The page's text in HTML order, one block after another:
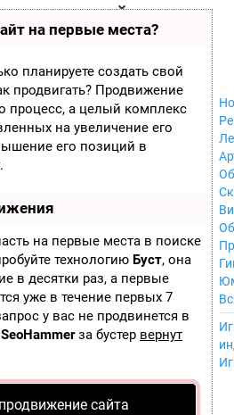
на первые места?
планируете создать свой
продвигать? Продвижение
процесс, а целый комплекс
на увеличение его
его позиций в
на первые места в поиске
технологию Буст, она
в десятки раз, а первые
уже в течение первых 7
у вас не продвинется в
SeoHammerза бустер вернут
сайта
ла
ор
м
ы
Xbox 360
Nintendo Wii
Nintendo
GameCube
PlayStation
PlayStation 2
Portable
Nintendo DS
Android
iOS
MacOS
Sega Mega Drive
Mobile
Nintendo Wii U